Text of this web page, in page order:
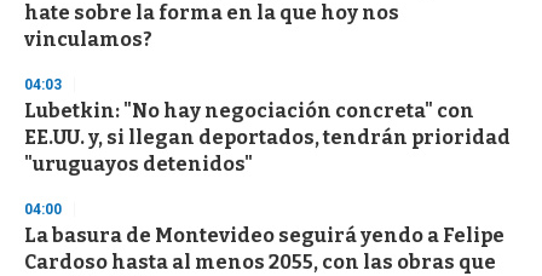
hate sobre la forma en la que hoy nos
vinculamos?
04:03
Lubetkin: "No hay negociación concreta" con
EE.UU. y, si llegan deportados, tendrán prioridad
"uruguayos detenidos"
04:00
La basura de Montevideo seguirá yendo a Felipe
Cardoso hasta al menos 2055, con las obras que